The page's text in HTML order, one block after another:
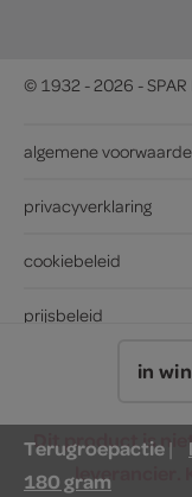
in
Dit product is niet
leverancier.
© 1932 - 2026 - SPAR
algemene
privacyverklaring
cookiebeleid
prijsbeleid
Terugroepactie|
180 gram